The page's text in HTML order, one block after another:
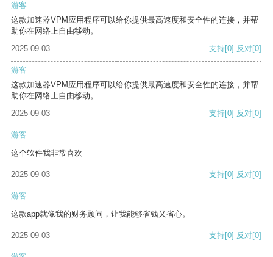
游客
这款加速器VPM应用程序可以给你提供最高速度和安全性的连接，并帮
助你在网络上自由移动。
2025-09-03
支持[0] 反对[0]
游客
这款加速器VPM应用程序可以给你提供最高速度和安全性的连接，并帮
助你在网络上自由移动。
2025-09-03
支持[0] 反对[0]
游客
这个软件我非常喜欢
2025-09-03 支持[0] 反对[0]
游客
这款app就像我的财务顾问，让我能够省钱又省心。
2025-09-03 支持[0] 反对[0]